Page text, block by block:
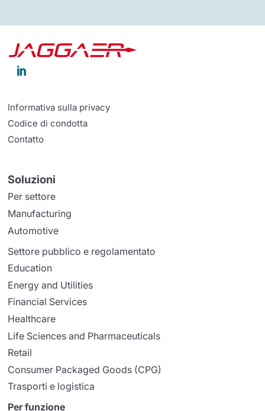

Informativa sulla privacy
Codice di condotta
Contatto
Soluzioni
Per settore
Manufacturing
Automotive
Settore pubblico e regolamentato
Education
Energy and Utilities
Financial Services
Healthcare
Life Sciences and Pharmaceuticals
Retail
Consumer Packaged Goods (CPG)
Trasporti e logistica
Per funzione